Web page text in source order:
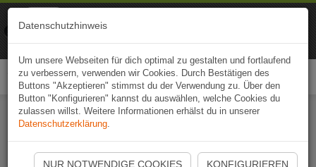
Naviki App jetzt öffnen
Datenschutzhinweis
Um unsere Webseiten für dich optimal zu gestalten und fortlaufend
zu verbessern, verwenden wir Cookies. Durch Bestätigen des
Buttons "Akzeptieren" stimmst du der Verwendung zu. Über den
Button "Konfigurieren" kannst du auswählen, welche Cookies du
zulassen willst. Weitere Informationen erhälst du in unserer
Datenschutzerklärung.
NUR NOTWENDIGE COOKIES KONFIGURIEREN
Naviki